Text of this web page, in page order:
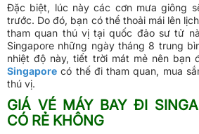
Đặc biệt, lúc này các cơn mưa giông
trước. Do đó, bạn có thể thoải mái lên
tham quan thú vị tại quốc đảo sư tử
Singapore những ngày tháng 8 trung
nhiệt độ này, tiết trời mát mẻ nên bạn
Singapore có thế đi tham quan, mua
thú vị.
GIÁ VÉ MÁY BAY ĐI
CÓ RẺ KHÔNG